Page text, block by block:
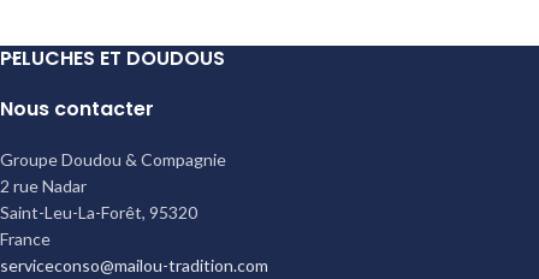
PELUCHES ET DOUDOUS
Nous contacter
Groupe Doudou & Compagnie
2 rue Nadar
Saint-Leu-La-Forêt, 95320
France
serviceconso@mailou-tradition.com